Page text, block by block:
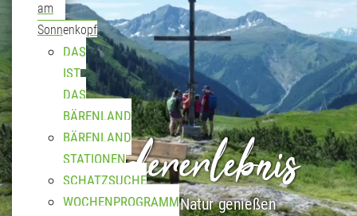
am
Sonnenkopf
DAS
IST
DAS
BÄRENLAND
BÄRENLAND
STATIONEN
SCHATZSUCHE
WOCHENPROGRAMM
Wandererlebnis
in einzigartiger Natur genießen